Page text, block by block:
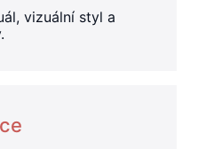
vizuální styl a